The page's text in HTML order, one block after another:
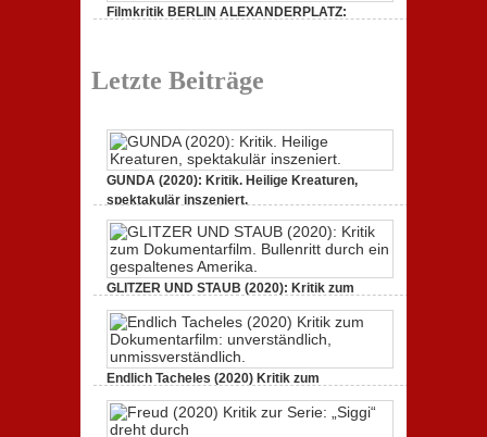
„Siggi“
dreht
Filmkritik BERLIN ALEXANDERPLATZ:
Jahrhundertwerks
Letzte Beiträge
GUNDA (2020): Kritik. Heilige Kreaturen,
spektakulär inszeniert.
21. April 2021,Keine Kommentare zu
GUNDA
(2020):
Heilige
Kreaturen,
inszeniert.
GLITZER UND STAUB (2020): Kritik zum
Dokumentarfilm. Bullenritt durch ein
gespaltenes Amerika.
3. Oktober 2020,Keine Kommentare
GLITZER
UND
(2020):
Kritik
Endlich Tacheles (2020) Kritik zum
Dokumentarfilm: unverständlich,
unmissverständlich.